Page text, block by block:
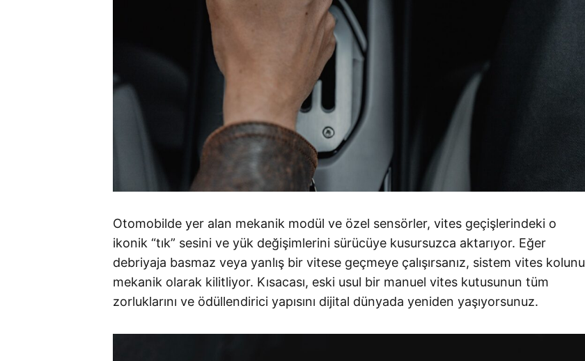
Otomobilde yer alan mekanik modül ve özel sensörler, vites geçişlerindeki o
ikonik “tık” sesini ve yük değişimlerini sürücüye kusursuzca aktarıyor. Eğer
debriyaja basmaz veya yanlış bir vitese geçmeye çalışırsanız, sistem vites kolunu
mekanik olarak kilitliyor. Kısacası, eski usul bir manuel vites kutusunun tüm
zorluklarını ve ödüllendirici yapısını dijital dünyada yeniden yaşıyorsunuz.